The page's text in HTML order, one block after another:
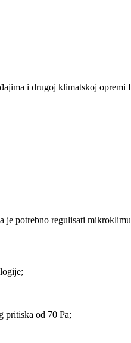
i drugoj klimatskoj opremi
potrebno regulisati
pritiska od 70 Pa;